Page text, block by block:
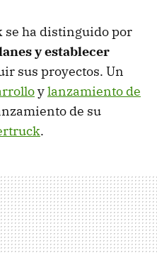
se ha distinguido por
y establecer
sus proyectos. Un
ylanzamiento de
de su
.